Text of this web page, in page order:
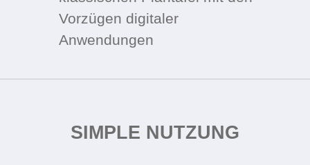
Vorzügen digitaler
Anwendungen
SIMPLE NUTZUNG